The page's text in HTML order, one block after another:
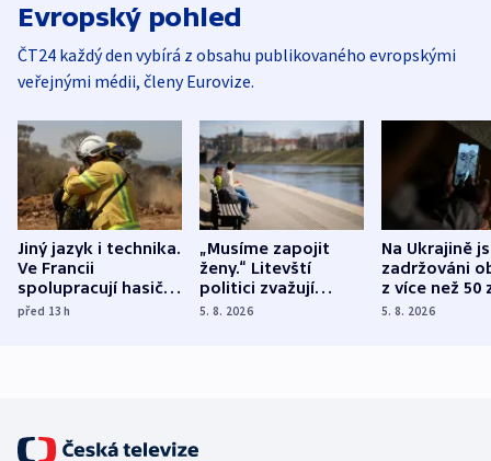
Evropský pohled
ČT24 každý den vybírá z obsahu publikovaného evropskými
veřejnými médii, členy Eurovize.
Jiný jazyk i technika.
Ve Francii
spolupracují hasiči z
různých zemí
před 13h
„Musíme zapojit
ženy.“ Litevští
politici zvažují
dohodu o
5. 8. 2026
Na Ukrajině
zadržováni
z více než 50
Bojovali na
5. 8. 2026